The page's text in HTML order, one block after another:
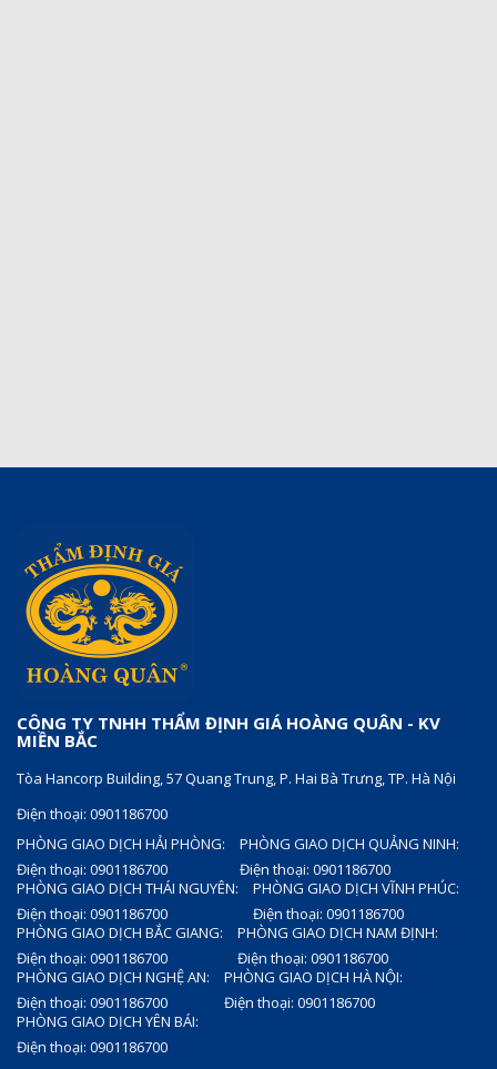
CÔNG TY TNHH THẨM ĐỊNH GIÁ HOÀNG QUÂN - KV
MIỀN BẮC
Tòa Hancorp Building, 57 Quang Trung, P. Hai Bà Trưng, TP. Hà Nội
Điện thoại: 0901186700
PHÒNG GIAO DỊCH HẢI PHÒNG:
Điện thoại: 0901186700
PHÒNG GIAO DỊCH QUẢNG NINH:
Điện thoại: 0901186700
PHÒNG GIAO DỊCH THÁI NGUYÊN:
Điện thoại: 0901186700
PHÒNG GIAO DỊCH VĨNH PHÚC:
Điện thoại: 0901186700
PHÒNG GIAO DỊCH BẮC GIANG:
Điện thoại: 0901186700
PHÒNG GIAO DỊCH NAM ĐỊNH:
Điện thoại: 0901186700
PHÒNG GIAO DỊCH NGHỆ AN:
Điện thoại: 0901186700
PHÒNG GIAO DỊCH HÀ NỘI:
Điện thoại: 0901186700
PHÒNG GIAO DỊCH YÊN BÁI:
Điện thoại: 0901186700